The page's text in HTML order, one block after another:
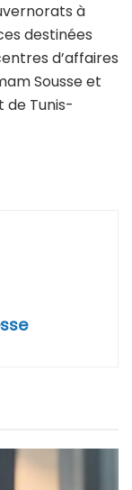
à
destinées
d’affaires
Sousse et
de Tunis-